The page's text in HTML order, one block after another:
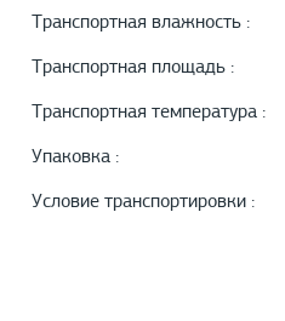
Транспортная влажность :
Транспортная площадь :
Транспортная температура :
Упаковка :
Условие транспортировки :